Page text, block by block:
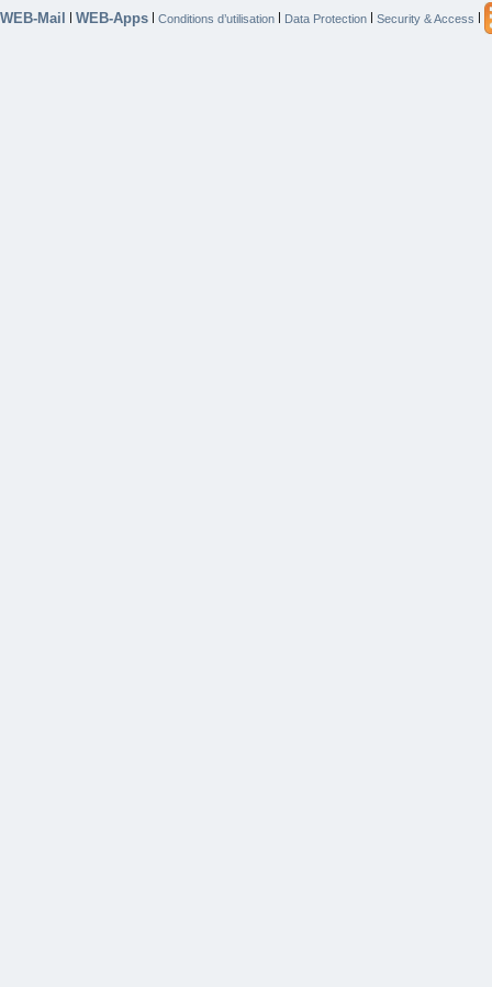
WEB-Mail | WEB-Apps | Conditions d’utilisation | Data Protection | Security & Access |